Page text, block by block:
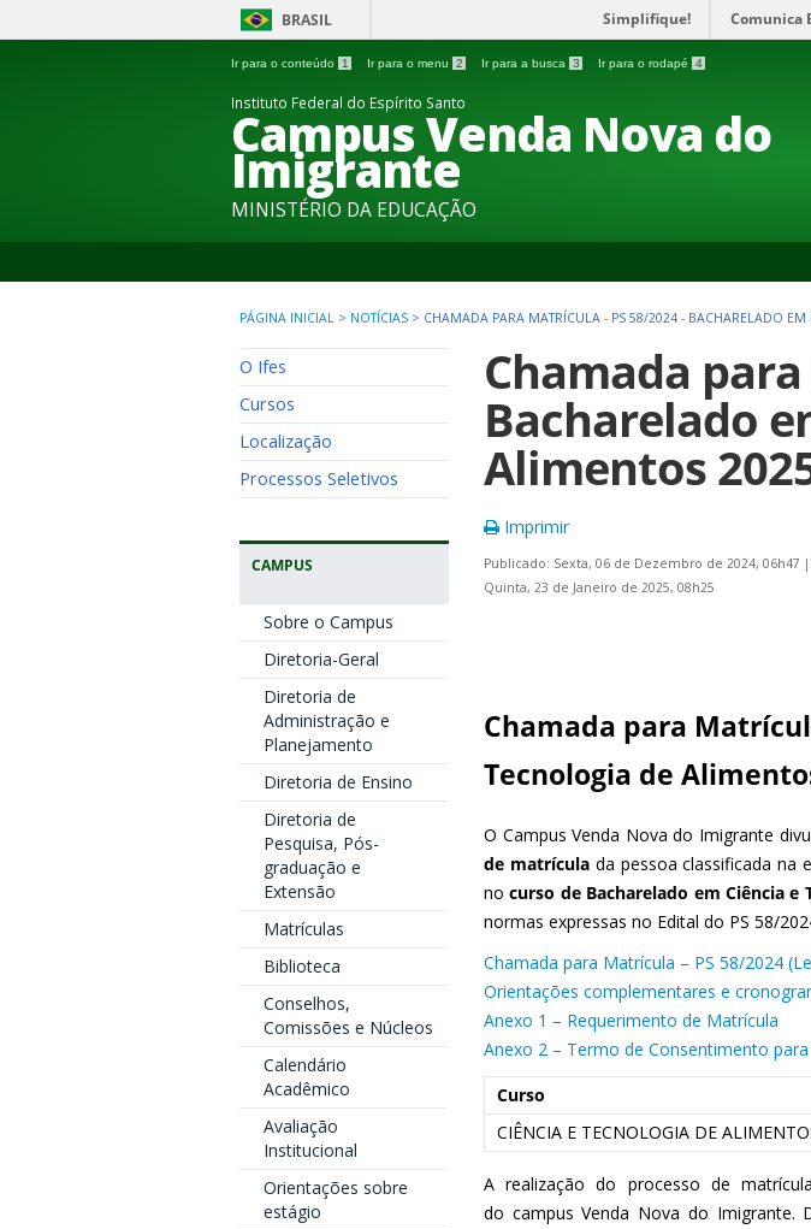
BRASIL Simplifique! Comunica
Ir para o conteúdo 1 Ir para o menu 2 Ir para a busca 3 Ir para o rodapé 4
Instituto Federal do Espírito Santo
Campus Venda Nova do
Imigrante
MINISTÉRIO DA EDUCAÇÃO
PÁGINA INICIAL > NOTÍCIAS > CHAMADA PARA MATRÍCULA - PS 58/2024 - BACHARELADO
O Ifes
Cursos
Localização
Processos Seletivos
CAMPUS
Sobre o Campus
Diretoria-Geral
Diretoria de
Administração e
Planejamento
Diretoria de Ensino
Diretoria de
Pesquisa, Pós-
graduação e
Extensão
Matrículas
Biblioteca
Conselhos,
Comissões e Núcleos
Calendário
Acadêmico
Avaliação
Institucional
Orientações sobre
estágio
Chamada
Bacharelado
Alimentos
Imprimir
Publicado: Sexta, 06 de Dezembro de 2024, 06h47 |
Quinta, 23 de Janeiro de 2025, 08h25
Chamada para
Tecnologia de
O Campus Venda Nova do Imigrante
de matrícula da pessoa classificada na
nocurso de Bacharelado em Ciência
normas expressas no Edital do PS 58/
Chamada para Matrícula – PS 58/2024
Orientações complementares e
Anexo 1 – Requerimento de Matrícula
Anexo 2 – Termo de Consentimento
Curso
CIÊNCIA E TECNOLOGIA DE
A realização do processo de
do campusVenda Nova do Imigrante.